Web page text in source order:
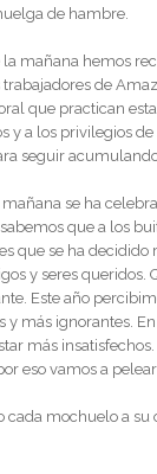
de hambre.
mañana hemos
de
que practican
y a los privilegios
seguir
se ha
que a los
que se ha
y seres queridos.
Este año
y más ignorantes.
más
eso vamos a
cada mochuelo a su